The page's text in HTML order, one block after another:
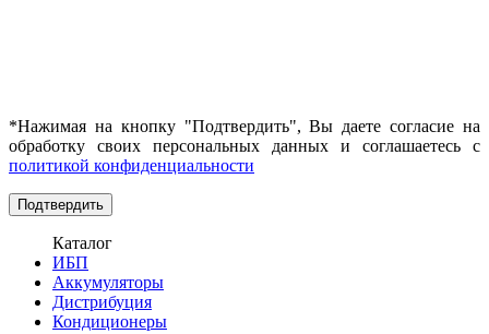
*Нажимая на кнопку "Подтвердить", Вы даете согласие на
обработку своих персональных данных и соглашаетесь с
политикой конфиденциальности
Каталог
ИБП
Аккумуляторы
Дистрибуция
Кондиционеры